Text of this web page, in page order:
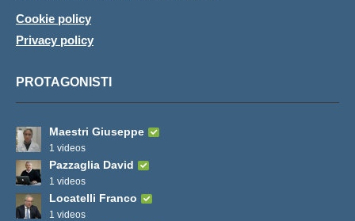
Cookie policy
Privacy policy
PROTAGONISTI
Maestri Giuseppe
1 videos
Pazzaglia David
1 videos
Locatelli Franco
1 videos